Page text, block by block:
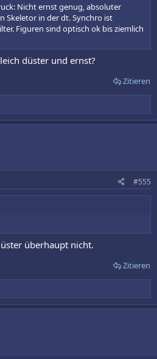
Nicht ernst genug, absoluter
Skeletor in der dt. Synchro ist
Figuren sind optisch ok bis ziemlich
düster und ernst?
Zitieren
#555
überhaupt nicht.
Zitieren